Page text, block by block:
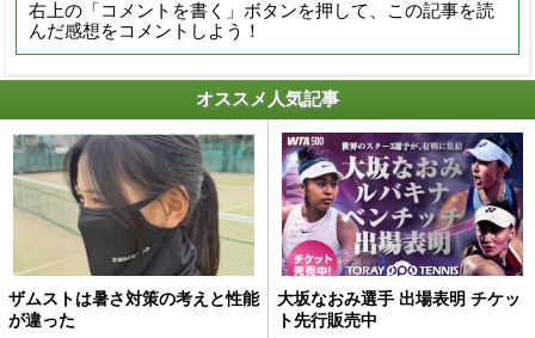
右上の「コメントを書く」ボタンを押して、この記事を読
んだ感想をコメントしよう！
オススメ人気記事
ザムストは暑さ対策の考えと性能
が違った
大坂なおみ選手 出場表明 チケッ
ト先行販売中